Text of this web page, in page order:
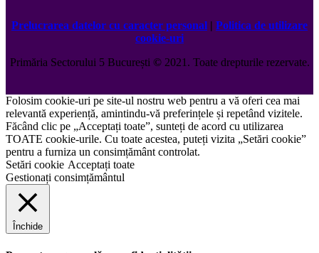
Prelucrarea datelor cu caracter personal | Politica de utilizare
cookie-uri
Primăria Sectorului 5 București ©️2021. Toate drepturile rezervate.
Folosim cookie-uri pe site-ul nostru web pentru a vă oferi cea mai
relevantă experiență, amintindu-vă preferințele și repetând vizitele.
Făcând clic pe „Acceptați toate”, sunteți de acord cu utilizarea
TOATE cookie-urile. Cu toate acestea, puteți vizita „Setări cookie”
pentru a furniza un consimțământ controlat.
Setări cookie Acceptați toate
Gestionați consimțământul
Închide